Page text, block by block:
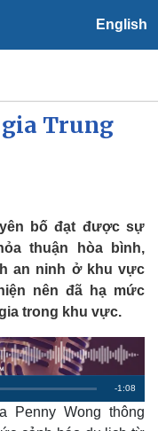
English
dục
VOV
làm
Trung
bố đạt được sự
thuận hòa bình,
an ninh ở khu vực
nên đã hạ mức
trong khu vực.
R
e
-1:08
Penny Wong thông